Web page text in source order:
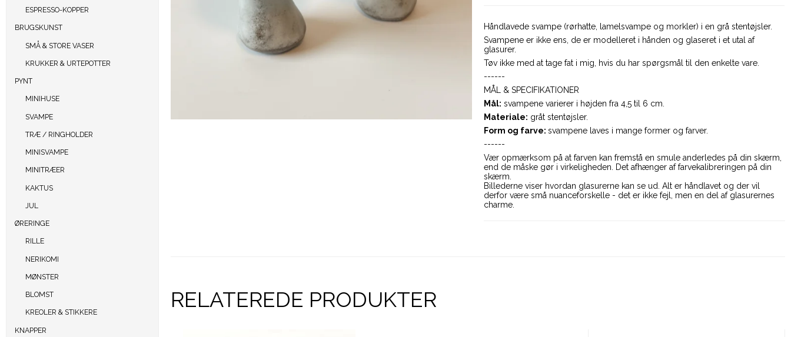
ESPRESSO-KOPPER
BRUGSKUNST
SMÅ & STORE VASER
KRUKKER & URTEPOTTER
PYNT
MINIHUSE
SVAMPE
TRÆ / RINGHOLDER
MINISVAMPE
MINITRÆER
KAKTUS
JUL
ØRERINGE
RILLE
NERIKOMI
MØNSTER
BLOMST
KREOLER & STIKKERE
KNAPPER
Håndlavede svampe (rørhatte, lamelsvampe og morkler) i en grå stentøjsler.
Svampene er ikke ens, de er modelleret i hånden og glaseret i et utal af
glasurer.
Tøv ikke med at tage fat i mig, hvis du har spørgsmål til den enkelte vare.
------
MÅL & SPECIFIKATIONER
Mål: svampene varierer i højden fra 4,5 til 6 cm.
Materiale: gråt stentøjsler.
Form og farve: svampene laves i mange former og farver.
------
Vær opmærksom på at farven kan fremstå en smule anderledes på din skærm,
end de måske gør i virkeligheden. Det afhænger af farvekalibreringen på din
skærm.
Billederne viser hvordan glasurerne kan se ud. Alt er håndlavet og der vil
derfor være små nuanceforskelle - det er ikke fejl, men en del af glasurernes
charme.
RELATEREDE PRODUKTER